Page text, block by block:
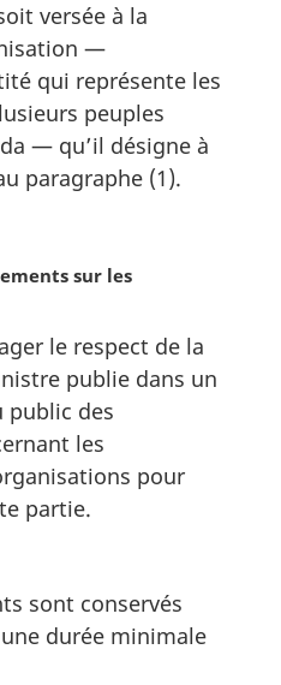
versée à la
—
qui représente les
peuples
— qu’il désigne à
paragraphe (1).
sur les
le respect de la
publie dans un
public des
les
pour
partie.
sont conservés
durée minimale